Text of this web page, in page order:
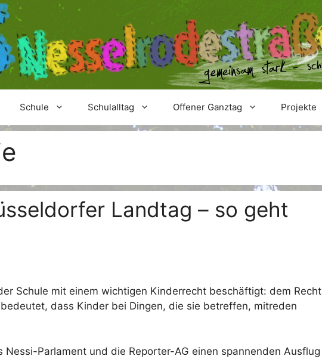
Schule Schulalltag Offener Ganztag Projekte
Landtag – so geht
Schule mit einem wichtigen Kinderrecht beschäftigt: dem Recht
dass Kinder bei Dingen, die sie betreffen, mitreden
Nessi-Parlament und die Reporter-AG einen spannenden Ausflug